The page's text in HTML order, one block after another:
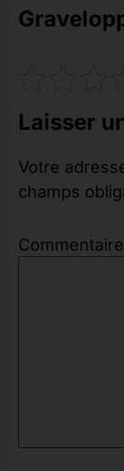
Laisser
Votre
champs
Commentaire